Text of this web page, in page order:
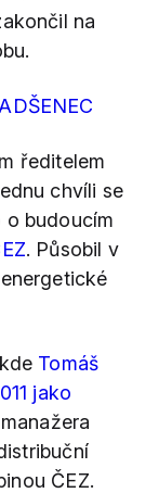
na
ředitelem
chvíli se
budoucím
. Působil v
Tomáš
jako
ČEZ.